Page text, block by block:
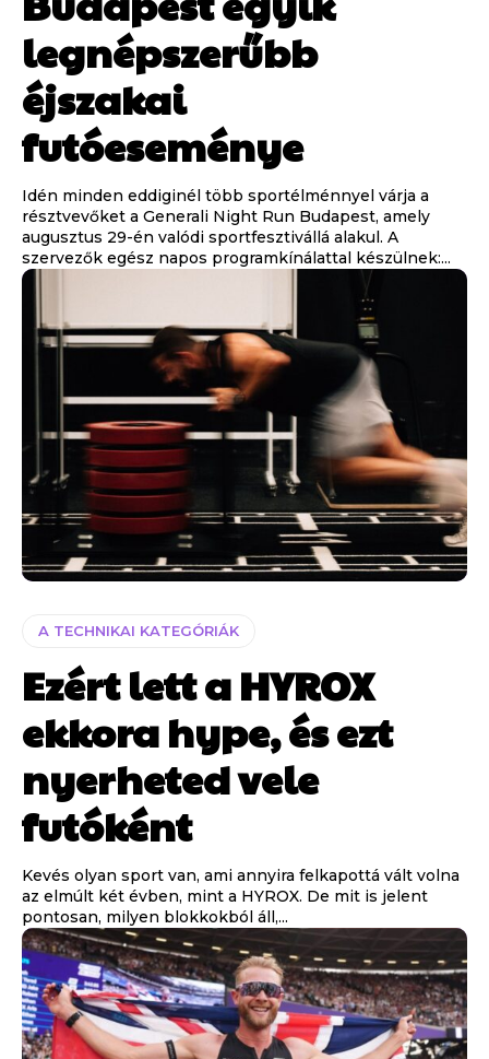
legnépszerűbb
éjszakai
futóeseménye
Idén minden eddiginél több sportélménnyel várja a
résztvevőket a Generali Night Run Budapest, amely
augusztus 29-én valódi sportfesztivállá alakul. A
szervezők egész napos programkínálattal készülnek:...
A TECHNIKAI KATEGÓRIÁK
Ezért lett a HYROX
ekkora hype, és ezt
nyerheted vele
futóként
Kevés olyan sport van, ami annyira felkapottá vált volna
az elmúlt két évben, mint a HYROX. De mit is jelent
pontosan, milyen blokkokból áll,...